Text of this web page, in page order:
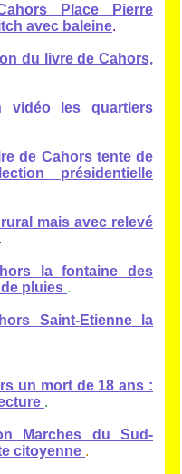
Place Pierre
avec baleine.
du livre de Cahors,
vidéo les quartiers
de Cahors tente de
présidentielle
mais avec relevé
.
la fontaine des
pluies .
Saint-Etienne la
un mort de 18 ans :
.
Marches du Sud-
citoyenne .